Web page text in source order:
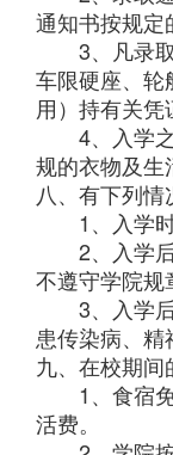
通知书按规定
3、凡录取
车限硬座、轮
用）持有关凭
4、入学之
规的衣物及生
八、有下列
1、入学时
2、入学后
不遵守学院规
3、入学后
患传染病、精
九、在校期间
1、食宿免
活费。